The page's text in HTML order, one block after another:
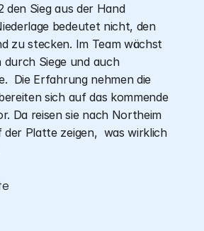
den Sieg aus der Hand
bedeutet nicht, den
zu stecken. Im Team wächst
durch Siege und auch
Die Erfahrung nehmen die
sich auf das kommende
Da reisen sie nach Northeim
der Platte zeigen,  was wirklich